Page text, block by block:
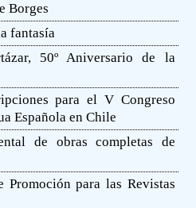
Borges
fantasía
50º Aniversario de la
para el V Congreso
Española en Chile
de obras completas de
Promoción para las Revistas